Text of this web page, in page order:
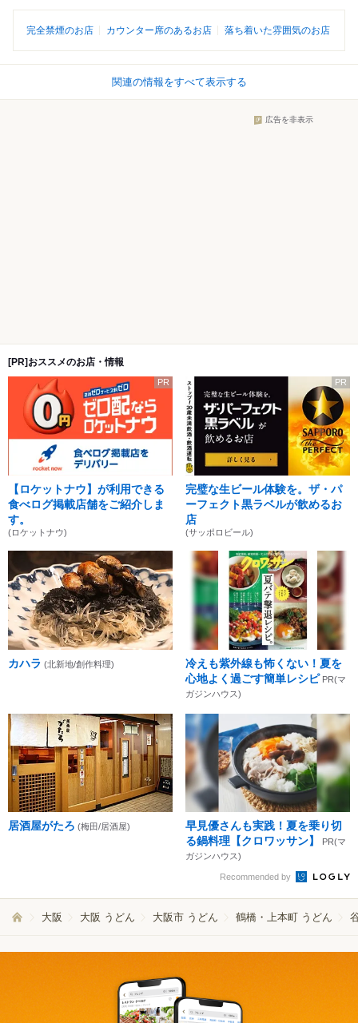
完全禁煙のお店 カウンター席のあるお店 落ち着いた雰囲気のお店
関連の情報をすべて表示する
広告を非表示
[PR]おススメのお店・情報
PR
【ロケットナウ】が利用できる
食べログ掲載店舗をご紹介しま
す。
(ロケットナウ)
PR
完璧な生ビール体験を。ザ・パ
ーフェクト黒ラベルが飲めるお
店
(サッポロビール)
カハラ (北新地/創作料理)
冷えも紫外線も怖くない！夏を
心地よく過ごす簡単レシピ PR(マ
ガジンハウス)
居酒屋がたろ (梅田/居酒屋)
早見優さんも実践！夏を乗り切
る鍋料理【クロワッサン】
PR(マ
ガジンハウス)
Recommended by
大阪 大阪 うどん 大阪市 うどん 鶴橋・上本町 うどん